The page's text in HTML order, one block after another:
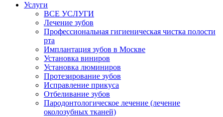
Услуги
ВСЕ УСЛУГИ
Лечение зубов
Профессиональная гигиеническая чистка полости
рта
Имплантация зубов в Москве
Установка виниров
Установка люминиров
Протезирование зубов
Исправление прикуса
Отбеливание зубов
Пародонтологическое лечение (лечение
околозубных тканей)